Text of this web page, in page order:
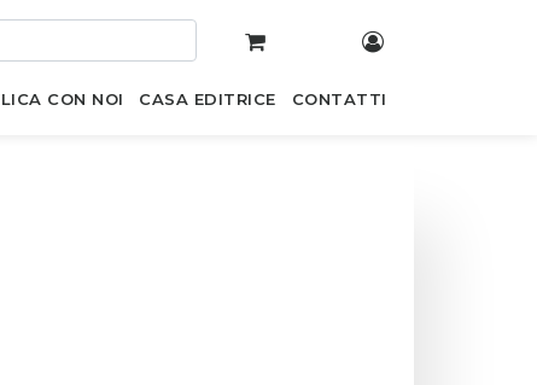
CON NOI CASA EDITRICE CONTATTI